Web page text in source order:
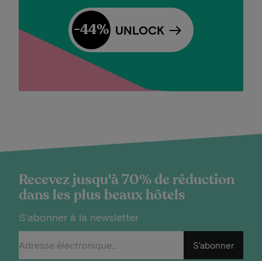
UNLOCK
-44%
Recevez jusqu'à 70% de réduction
dans les plus beaux hôtels
S'abonner à la newsletter
S'abonner